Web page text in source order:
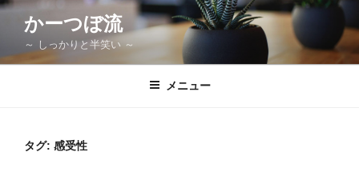
コ
ン
かーつぼ流
～ しっかりと半笑い ～
メニュー
タグ: 感受性